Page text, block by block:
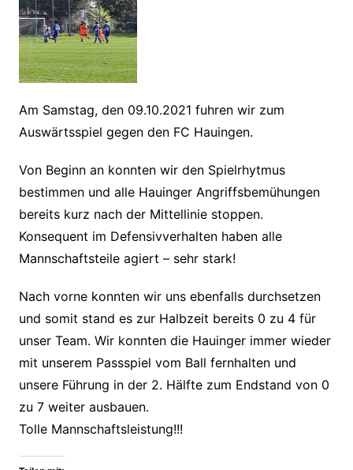
Am Samstag, den 09.10.2021 fuhren wir zum
Auswärtsspiel gegen den FC Hauingen.
Von Beginn an konnten wir den Spielrhytmus
bestimmen und alle Hauinger Angriffsbemühungen
bereits kurz nach der Mittellinie stoppen.
Konsequent im Defensivverhalten haben alle
Mannschaftsteile agiert – sehr stark!
Nach vorne konnten wir uns ebenfalls durchsetzen
und somit stand es zur Halbzeit bereits 0 zu 4 für
unser Team. Wir konnten die Hauinger immer wieder
mit unserem Passspiel vom Ball fernhalten und
unsere Führung in der 2. Hälfte zum Endstand von 0
zu 7 weiter ausbauen.
Tolle Mannschaftsleistung!!!